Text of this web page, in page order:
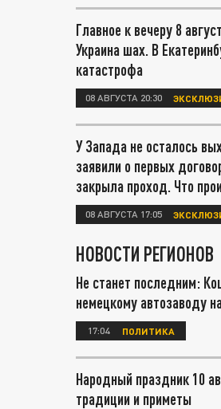
Главное к вечеру 8
Украина шах. В
катастрофа
08 АВГУСТА 20:30
У Запада не осталось
заявили о первых
закрыла проход. Что
08 АВГУСТА 17:05
НОВОСТИ РЕГИОНОВ
Не станет последним:
немецкому автозаводу
17:04 ПОЛИТИКА
Народный праздник 10
традиции и приметы